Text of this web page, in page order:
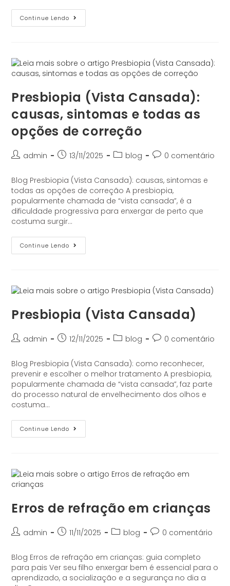
Continue Lendo
Presbiopia (Vista Cansada):
causas, sintomas e todas as
opções de correção
admin 13/11/2025 blog 0 comentário
Blog Presbiopia (Vista Cansada): causas, sintomas e
todas as opções de correção A presbiopia,
popularmente chamada de “vista cansada”, é a
dificuldade progressiva para enxergar de perto que
costuma surgir…
Continue Lendo
Presbiopia (Vista Cansada)
admin 12/11/2025 blog 0 comentário
Blog Presbiopia (Vista Cansada): como reconhecer,
prevenir e escolher o melhor tratamento A presbiopia,
popularmente chamada de “vista cansada”, faz parte
do processo natural de envelhecimento dos olhos e
costuma…
Continue Lendo
Erros de refração em crianças
admin 11/11/2025 blog 0 comentário
Blog Erros de refração em crianças: guia completo
para pais Ver seu filho enxergar bem é essencial para o
aprendizado, a socialização e a segurança no dia a